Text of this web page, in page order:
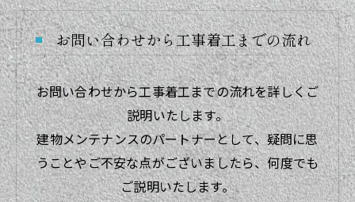
お問い合わせから工事着工までの流れ
お問い合わせから工事着工までの流れを詳しくご
説明いたします。
建物メンテナンスのパートナーとして、疑問に思
うことやご不安な点がございましたら、何度でも
ご説明いたします。